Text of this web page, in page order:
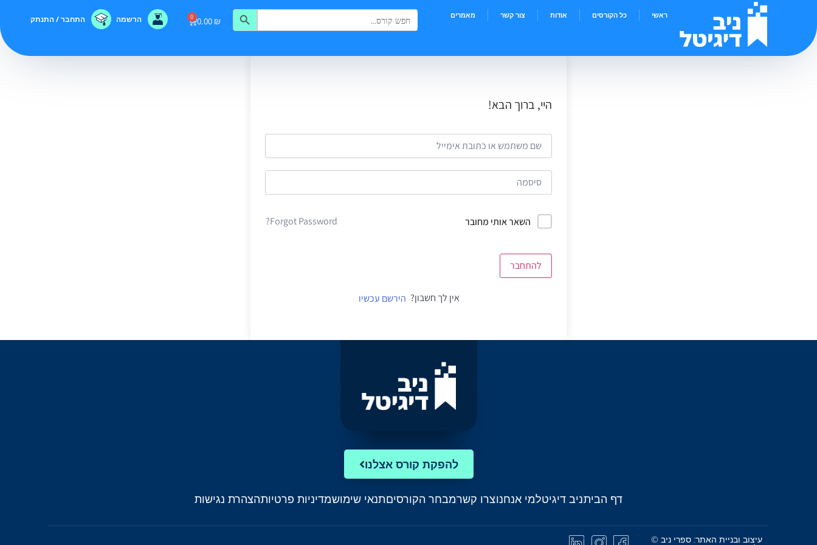
ראשי כל הקורסים אודות צור קשר מאמרים Search
for:
Search Button
0.00 ₪
0 הרשמה התחבר / התנתק
היי, ברוך הבא!
השאר אותי מחובר Forgot Password?
להתחבר
אין לך חשבון? הירשם עכשיו
להפקת קורס אצלנו
דף הביתניב דיגיטלמי אנחנוצרו קשרמבחר הקורסיםתנאי שימושמדיניות פרטיותהצהרת נגישות
עיצוב ובניית האתר: ספרי ניב ©